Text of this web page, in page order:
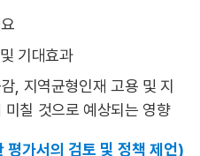
기대효과
, 지역균형인재 고용 및 지
칠 것으로 예상되는 영향
가서의 검토 및 정책 제언)